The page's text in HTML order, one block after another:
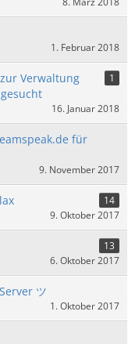
1. Februar 2018
Verwaltung
1
16. Januar 2018
für
9. November 2017
14
9. Oktober 2017
13
6. Oktober 2017
ツ
1. Oktober 2017